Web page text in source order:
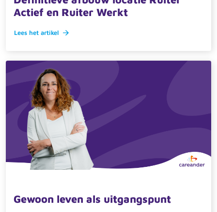
Actief en Ruiter Werkt
Lees het artikel
Gewoon leven als uitgangspunt